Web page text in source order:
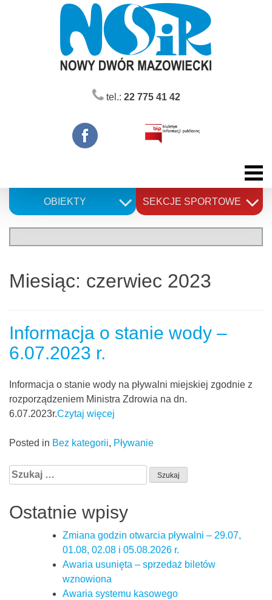
tel.: 22 775 41 42
OBIEKTY SEKCJE SPORTOWE
Miesiąc: czerwiec 2023
Informacja o stanie wody –
6.07.2023 r.
Informacja o stanie wody na pływalni miejskiej zgodnie z
rozporządzeniem Ministra Zdrowia na dn.
6.07.2023r.Czytaj więcej
Posted in Bez kategorii, Pływanie
Szukaj:
Ostatnie wpisy
Zmiana godzin otwarcia pływalni – 29.07,
01.08, 02.08 i 05.08.2026 r.
Awaria usunięta – sprzedaż biletów
wznowiona
Awaria systemu kasowego